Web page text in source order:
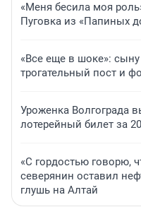
«Меня бесила моя
Пуговка из «Папиных
«Все еще в шоке»:
трогательный пост и
Уроженка Волгограда
лотерейный билет за
«С гордостью говорю,
северянин оставил
глушь на Алтай